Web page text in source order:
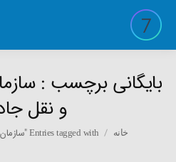
بایگانی برچسب :
و نقل
You are here:
خانه Entries tagged with "سازمان راهداری و حمل و نقل جاده ای"